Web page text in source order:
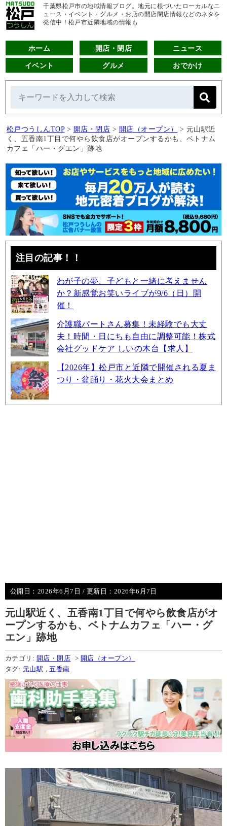
千葉県松戸市の地域情報ブログ。地元に根づいたローカルなニ
ュース・イベント・グルメ・お店の開店閉店情報などのネタを
発信中！松戸市近隣地域の情報も
ホーム 開店・閉店 ニュース
イベント グルメ おでかけ
松戸つうしんTOP > 開店・閉店 > 開店（オープン） > 元山駅近
く、五香南1丁目で何やら飲食店がオープンするかも、ベトナム
カフェ「ハー・グエン」跡地
注目の記事！！
わが子の夢、子どもと一緒に考えません
か？新感覚お笑いライブが9/6（日）開
催！
介護職パートさん募集！未経験でも大丈
夫！時間・日にちも自由に調整可能！株式
会社グッドケア しいの木台【求人】
【2026年】松戸市と近隣で開催される夏ま
つり・盆踊り・花火大会まとめ
公開日： 2026年6月7日 / 更新日： 2026年6月7日
元山駅近く、五香南1丁目で何やら飲食店がオ
ープンするかも、ベトナムカフェ「ハー・グ
エン」跡地
カテゴリ: 開店・閉店 > 開店（オープン）
タグ: 元山駅 ,五香南